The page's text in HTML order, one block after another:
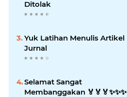
Ditolak
Yuk Latihan Menulis Artikel
Jurnal
Selamat Sangat
Membanggakan 🏅🏅🏅✨️✨️✨️